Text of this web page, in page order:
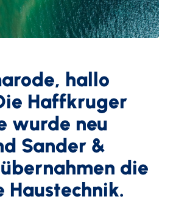
hallo
Haffkruger
wurde neu
Sander &
die
Haustechnik.